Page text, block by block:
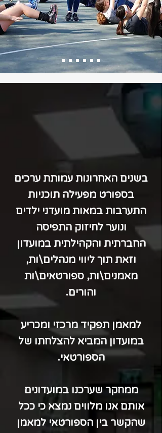
בשנים האחרונות עמותת ערכים
בספורט מפעילה תוכניות
התערבות במאות מועדני ילדים
ונוער לחיזוק התפיסה
החברתית והקהילתית במועדון
וזאת תוך ליווי מנהלים\ות,
מאמנים\ות, ספורטאים\ות
והורים.
למאמן תפקיד מרכזי ומכריע
במועדון המביא להצלחתו של
הספורטאי.
ממחקר שערכנו במועדונים
אותם אנו מלווים נמצא כי ככל
שהקשר בין הספורטאי למאמן